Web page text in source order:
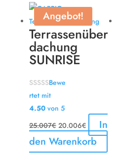
Angebot!
Terrassenüber
dachung
SUNRISE
Bewe
rtet mit
4.50von 5
25.007€ Ursprünglicher
Preis
war:
20.006€Aktueller
Preis
ist:
In
den Warenkorb